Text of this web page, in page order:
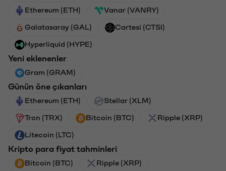
Ethereum (ETH) Vanar (VANRY)
Galatasaray (GAL) Cartesi (CTSI)
Hyperliquid (HYPE)
Yeni eklenenler
Gram (GRAM)
Günün öne çıkanları
Ethereum (ETH) Stellar (XLM)
Tron (TRX) Bitcoin (BTC) Ripple (XRP)
Litecoin (LTC)
Kripto para fiyat tahminleri
Bitcoin (BTC) Ripple (XRP)